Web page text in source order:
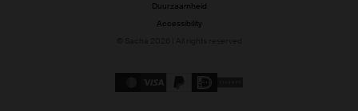
Duurzaamheid
Accessibility